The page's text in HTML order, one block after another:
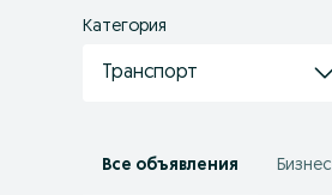
Категория
Транспорт
Все объявления Бизнес